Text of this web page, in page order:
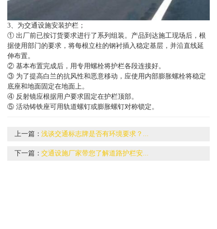
3、为交通设施安装护栏；
① 出厂前已按订货要求进行了系列组装。产品到达施工现场后，根
据使用部门的要求，将每根立柱的钢衬插入稳定基层，并沿直线延
伸布置。
② 基本布置完成后，用专用螺栓将护栏各段连接好。
③ 为了提高白兰的抗风性和恶意移动，应使用内部膨胀螺栓将稳定
底座和地面固定在地面上。
④ 反射镜应根据用户要求固定在护栏顶部。
⑤ 活动铸铁座可用轨道螺钉或膨胀螺钉对称锁定。
上一篇：浅谈交通标志牌是否有环境要求？...
下一篇：交通设施厂家带您了解道路护栏安...